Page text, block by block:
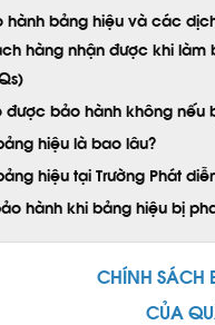
bảng hiệu và các
hàng nhận được khi làm
được bảo hành không nếu
hiệu là bao lâu?
hiệu tại Trường Phát
hành khi bảng hiệu bị
CHÍNH SÁCH
CỦA